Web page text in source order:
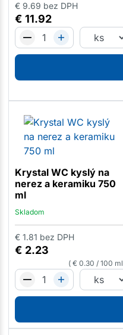
€ 11.92
€ 9.69 bez DPH
Krystal WC kyslý na
nerez a keramiku 750
ml
Skladom
€ 2.23
€ 1.81 bez DPH
€ 0.30 /100 ml